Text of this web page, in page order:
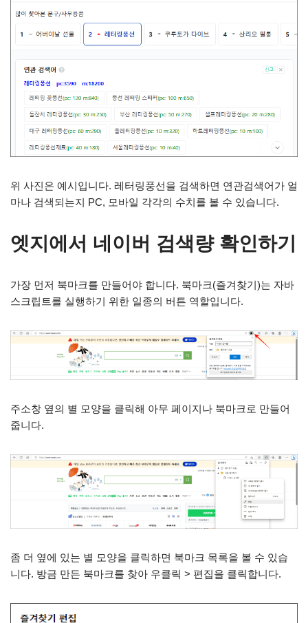
위 사진은 예시입니다. 레터링풍선을 검색하면 연관검색어가 얼
마나 검색되는지 PC, 모바일 각각의 수치를 볼 수 있습니다.
엣지에서 네이버 검색량 확인하기
가장 먼저 북마크를 만들어야 합니다. 북마크(즐겨찾기)는 자바
스크립트를 실행하기 위한 일종의 버튼 역할입니다.
주소창 옆의 별 모양을 클릭해 아무 페이지나 북마크로 만들어
줍니다.
좀 더 옆에 있는 별 모양을 클릭하면 북마크 목록을 볼 수 있습
니다. 방금 만든 북마크를 찾아 우클릭 > 편집을 클릭합니다.